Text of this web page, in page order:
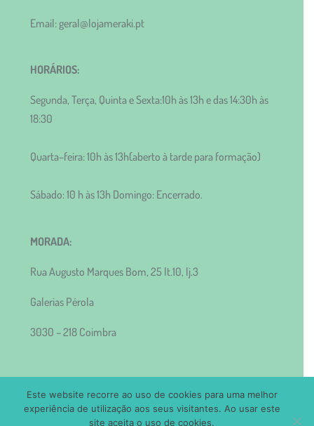
Email: geral@lojameraki.pt
HORÁRIOS:
Segunda, Terça, Quinta e Sexta:10h às 13h e das 14:30h às
18:30
Quarta–feira: 10h às 13h(aberto à tarde para formação)
Sábado: 10 h às 13h Domingo: Encerrado.
MORADA:
Rua Augusto Marques Bom, 25 lt.10, lj.3
Galerias Pérola
3030 – 218 Coimbra
Este website recorre ao uso de cookies para uma melhor
experiência de utilização aos seus visitantes. Ao usar este
site aceita o uso de cookies.